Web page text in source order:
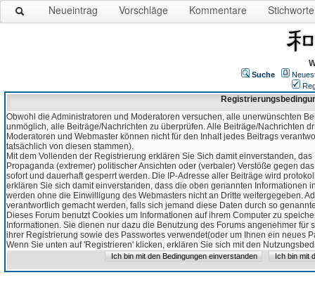
Neueintrag Vorschläge Kommentare Stichworte
Suche
Obwohl die Administratoren und Moderatoren versuchen, alle unerwünschten
unmöglich, alle Beiträge/Nachrichten zu überprüfen. Alle Beiträge/Nachrichten
Moderatoren und Webmaster können nicht für den Inhalt jedes Beitrags
tatsächlich von diesen stammen).
Mit dem Vollenden der Registrierung erklären Sie Sich damit einverstanden,
Propaganda (extremer) politischer Ansichten oder (verbaler) Verstöße gegen
sofort und dauerhaft gesperrt werden. Die IP-Adresse aller Beiträge wird
erklären Sie sich damit einverstanden, dass die oben genannten Informationen
werden ohne die Einwilligung des Webmasters nicht an Dritte weitergegeben.
verantwortlich gemacht werden, falls sich jemand diese Daten durch so
Dieses Forum benutzt Cookies um Informationen auf ihrem Computer zu
Informationen. Sie dienen nur dazu die Benutzung des Forums angenehmer
ihrer Registrierung sowie des Passwortes verwendet(oder um Ihnen ein neues
Wenn Sie unten auf 'Registrieren' klicken, erklären Sie sich mit den